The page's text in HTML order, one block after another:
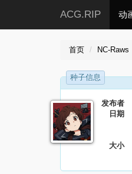
ACG.RIP 动
首页 NC-Raws
种子信息
发布者
日期
大小